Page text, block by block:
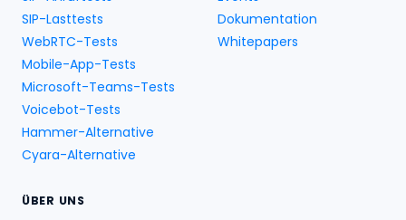
SIP-Lasttests
WebRTC-Tests
Mobile-App-Tests
Microsoft-Teams-Tests
Voicebot-Tests
Hammer-Alternative
Cyara-Alternative
Dokumentation
Whitepapers
ÜBER UNS